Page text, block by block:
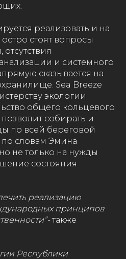
реализовать и на
стоят вопросы
и системного
сказывается на
Sea Breeze
экологии
общего кольцевого
собирать и
по всей береговой
словам Эмина
не только на нужды
состояния
реализацию
принципов
также
Республики